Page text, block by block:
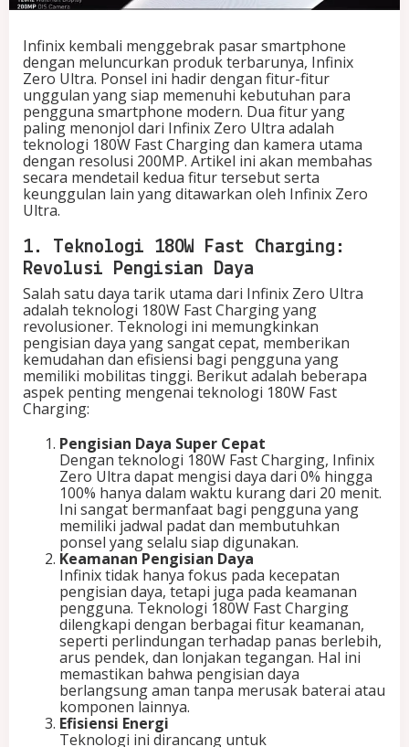
F
s
t
C
h
a
r
g
i
n
g
n
a
m
e
r
a
U
t
a
2
0
0
M
P
Infinix kembali menggebrak pasar smartphone
dengan meluncurkan produk terbarunya, Infinix
Zero Ultra. Ponsel ini hadir dengan fitur-fitur
unggulan yang siap memenuhi kebutuhan para
pengguna smartphone modern. Dua fitur yang
paling menonjol dari Infinix Zero Ultra adalah
teknologi 180W Fast Charging dan kamera utama
dengan resolusi 200MP. Artikel ini akan membahas
secara mendetail kedua fitur tersebut serta
keunggulan lain yang ditawarkan oleh Infinix Zero
Ultra.
1. Teknologi 180W Fast Charging:
Revolusi Pengisian Daya
Salah satu daya tarik utama dari Infinix Zero Ultra
adalah teknologi 180W Fast Charging yang
revolusioner. Teknologi ini memungkinkan
pengisian daya yang sangat cepat, memberikan
kemudahan dan efisiensi bagi pengguna yang
memiliki mobilitas tinggi. Berikut adalah beberapa
aspek penting mengenai teknologi 180W Fast
Charging:
Pengisian Daya Super Cepat
Dengan teknologi 180W Fast Charging, Infinix
Zero Ultra dapat mengisi daya dari 0% hingga
100% hanya dalam waktu kurang dari 20 menit.
Ini sangat bermanfaat bagi pengguna yang
memiliki jadwal padat dan membutuhkan
ponsel yang selalu siap digunakan.
Keamanan Pengisian Daya
Infinix tidak hanya fokus pada kecepatan
pengisian daya, tetapi juga pada keamanan
pengguna. Teknologi 180W Fast Charging
dilengkapi dengan berbagai fitur keamanan,
seperti perlindungan terhadap panas berlebih,
arus pendek, dan lonjakan tegangan. Hal ini
memastikan bahwa pengisian daya
berlangsung aman tanpa merusak baterai atau
komponen lainnya.
Efisiensi Energi
Teknologi ini dirancang untuk